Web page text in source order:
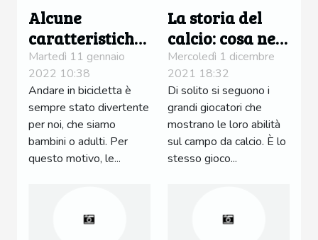
Alcune
caratteristiche
delle mountain
bike
Martedì 11 gennaio
2022 10:38
Andare in bicicletta è
sempre stato divertente
per noi, che siamo
bambini o adulti. Per
questo motivo, le...
La storia del
calcio: cosa ne
sai?
Mercoledì 1 dicembre
2021 18:32
Di solito si seguono i
grandi giocatori che
mostrano le loro abilità
sul campo da calcio. È lo
stesso gioco...